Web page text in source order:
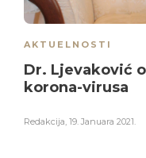
AKTUELNOSTI
Dr. Ljevaković
korona-virusa
Redakcija 19. Januara 2021.